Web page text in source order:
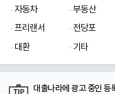
자동차
부동산
프리랜서
전당포
대환
기타
대출나라에 광고 중인 등